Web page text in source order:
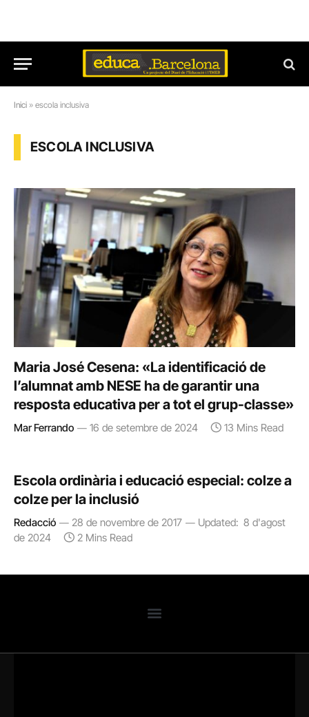
Inici » escola inclusiva
ESCOLA INCLUSIVA
Maria José Cesena: «La identificació de
l’alumnat amb NESE ha de garantir una
resposta educativa per a tot el grup-classe»
Mar Ferrando 16 de setembre de 2024 13 Mins Read
Escola ordinària i educació especial: colze a
colze per la inclusió
Redacció 28 de novembre de 2017 Updated: 8 d'agost
de 2024
2 Mins Read